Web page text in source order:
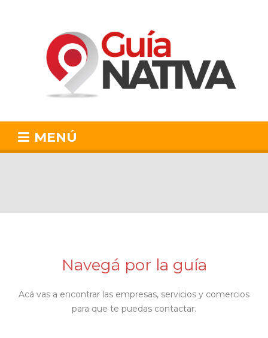
MENÚ
Navegá por la guía
Acá vas a encontrar las empresas, servicios y comercios
para que te puedas contactar.